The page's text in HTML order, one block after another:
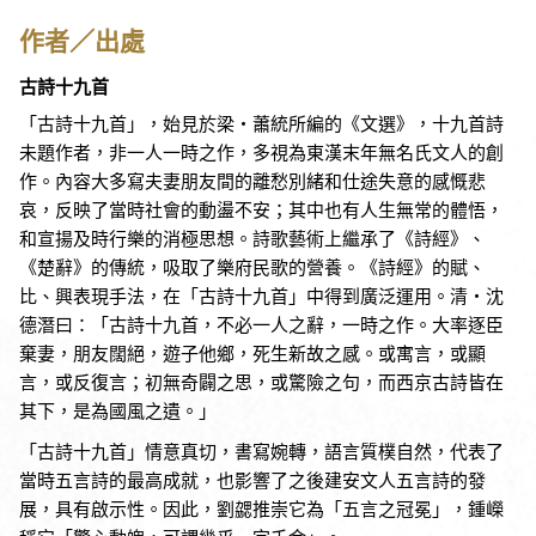
作者／出處
古詩十九首
「古詩十九首」，始見於梁‧蕭統所編的《文選》，十九首詩
未題作者，非一人一時之作，多視為東漢末年無名氏文人的創
作。內容大多寫夫妻朋友間的離愁別緒和仕途失意的感慨悲
哀，反映了當時社會的動盪不安；其中也有人生無常的體悟，
和宣揚及時行樂的消極思想。詩歌藝術上繼承了《詩經》、
《楚辭》的傳統，吸取了樂府民歌的營養。《詩經》的賦、
比、興表現手法，在「古詩十九首」中得到廣泛運用。清‧沈
德潛曰：「古詩十九首，不必一人之辭，一時之作。大率逐臣
棄妻，朋友闊絕，遊子他鄉，死生新故之感。或寓言，或顯
言，或反復言；初無奇闢之思，或驚險之句，而西京古詩皆在
其下，是為國風之遺。」
「古詩十九首」情意真切，書寫婉轉，語言質樸自然，代表了
當時五言詩的最高成就，也影響了之後建安文人五言詩的發
展，具有啟示性。因此，劉勰推崇它為「五言之冠冕」，鍾嶸